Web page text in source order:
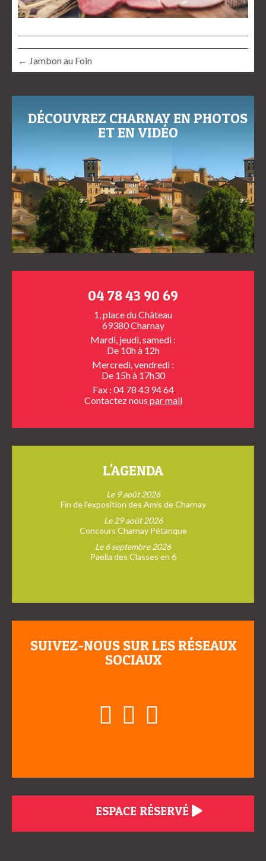
← Jambon au Foin
DÉCOUVREZ CHARNAY EN PHOTOS
ET EN VIDÉO
04 78 43 90 69
1, place du Château
69380 Charnay
Mardi, jeudi, samedi :
De 10h à 12h
Mercredi, vendredi :
De 15h à 17h30
Fax : 04 78 43 94 64
Contactez nous par mail
L'AGENDA
Le 9 août 2026
Fin de l’exposition des Amis de Charnay
Le 29 août 2026
Concours Charnay Pétanque
Le 6 septembre 2026
Paella des Classes en 6
SUIVEZ-NOUS SUR LES RÉSEAUX
SOCIAUX
ESPACE RÉSERVÉ